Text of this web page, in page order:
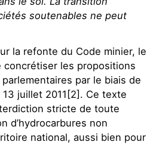
soutenables ne peut
la refonte du Code minier, le
les propositions
par le biais de
juillet 2011[2]. Ce texte
stricte de toute
d’hydrocarbures non
national, aussi bien pour